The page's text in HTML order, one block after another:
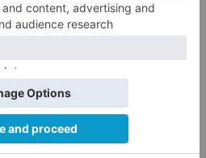
se perderán en la
Te recomendamos,
piel para que la
sea menor.